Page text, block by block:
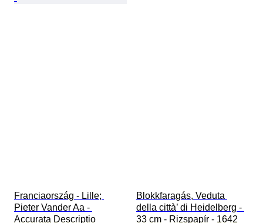
Franciaország - Lille;
Pieter Vander Aa -
Accurata Descriptio
Blokkfaragás, Veduta
della città’ di Heidelberg -
33 cm - Rizspapír - 1642